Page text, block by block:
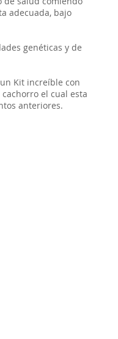
adecuada, bajo
genéticas y de
Kit increíble con
el cual esta
anteriores.